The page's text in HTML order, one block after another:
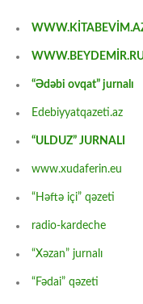
“Ədəbi ovqat” jurnalı
Edebiyyatqazeti.az
“ULDUZ” JURNALI
www.xudaferin.eu
“Həftə içi” qəzeti
radio-kardeche
“Xəzan” jurnalı
“Fədai” qəzeti